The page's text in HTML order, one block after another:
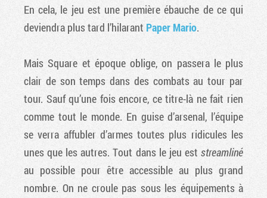
En cela, le jeu est une première ébauche de ce qui
deviendra plus tard l’hilarant Paper Mario.
Mais Square et époque oblige, on passera le plus
clair de son temps dans des combats au tour par
tour. Sauf qu’une fois encore, ce titre-là ne fait rien
comme tout le monde. En guise d’arsenal, l’équipe
se verra affubler d’armes toutes plus ridicules les
unes que les autres. Tout dans le jeu est streamliné
au possible pour être accessible au plus grand
nombre. On ne croule pas sous les équipements à